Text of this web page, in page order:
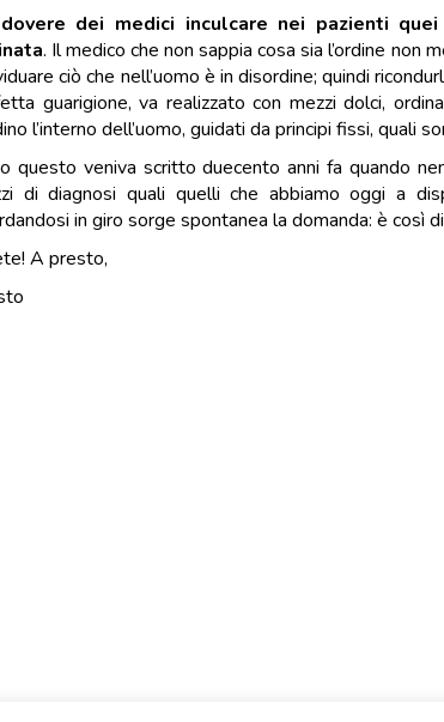
dovere dei medici inculcare nei pazienti
. Il medico che non sappia cosa sia l’ordine non
ciò che nell’uomo è in disordine; quindi
guarigione, va realizzato con mezzi dolci,
l’interno dell’uomo, guidati da principi fissi, quali
questo veniva scritto duecento anni fa quando
di diagnosi quali quelli che abbiamo oggi a
in giro sorge spontanea la domanda: è così
A presto,